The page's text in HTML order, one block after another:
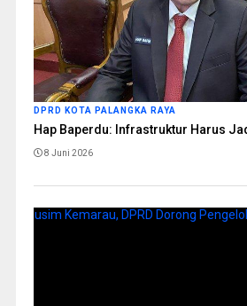
DPRD KOTA PALANGKA RAYA
Hap Baperdu: Infrastruktur Harus
8 Juni 2026